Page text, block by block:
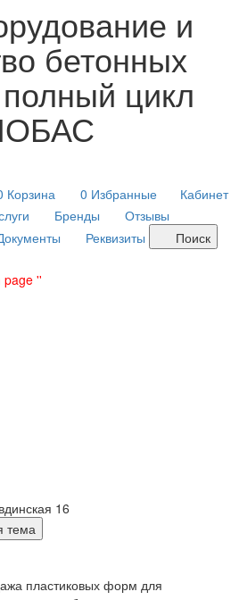
и
бетонных
цикл
Корзина 0 Избранные
Кабинет
Бренды
Отзывы
Реквизиты
Поиск
page ''
16
тема
пластиковых форм для